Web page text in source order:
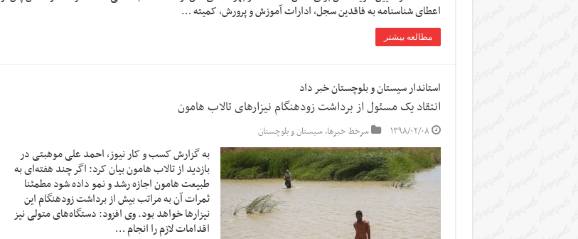
اعطای شناسنامه به فاقدین سجل، ادارات آموزش و پرورش، کمیته …
مطالعه بیشتر
استاندار سیستان و بلوچستان خبر داد
انتقاد یک مسئول از برداشت زودهنگام نیزارهای تالاب هامون
۱۳۹۸/۰۲/۰۸ سرخط خبرها,سیستان و بلوچستان
به گزارش کسب و کار نیوز، احمد علی موهبتی در
بازدید از تالاب هامون بیان کرد: اگر چند هفته‌ای به
طبیعت هامون اجازه رشد و نمو داده شود مطمئنا
ثمرات آن به مراتب بیش از برداشت زودهنگام این
نیزارها خواهد بود. وی افزود: دستگاه‌های متولی نیز
اقدامات لازم را انجام …